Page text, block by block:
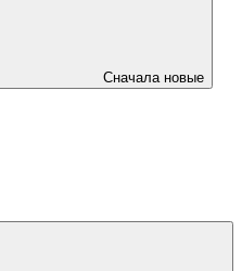
Сначала новые